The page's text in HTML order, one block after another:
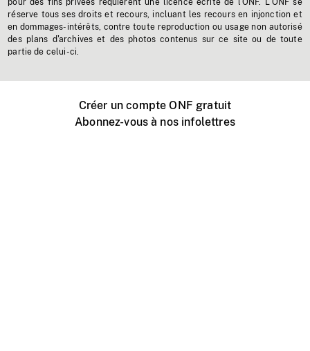
pour des fins privées requièrent une licence écrite de l'ONF. L'ONF se
réserve tous ses droits et recours, incluant les recours en injonction et
en dommages-intérêts, contre toute reproduction ou usage non autorisé
des plans d'archives et des photos contenus sur ce site ou de toute
partie de celui-ci.
Créer un compte ONF gratuit
Abonnez-vous à nos infolettres